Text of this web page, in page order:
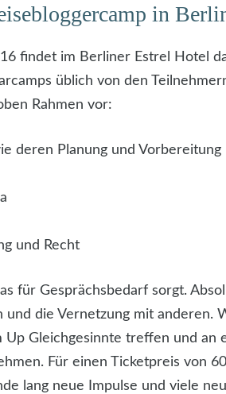
in
findet im Berliner Estrel Hotel
üblich von den
Rahmen vor:
deren Planung und Vorbereitung
und Recht
für Gesprächsbedarf sorgt.
und die Vernetzung mit anderen.
Up Gleichgesinnte treffen und an
Für einen Ticketpreis von
lang neue Impulse und viele